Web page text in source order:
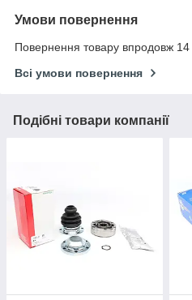
Умови повернення
Повернення товару впродовж 14
Всі умови повернення
Подібні товари компанії